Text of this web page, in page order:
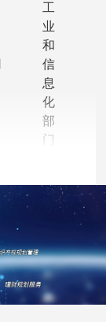
工
业
和
信
息
化
部
门
息
化
部